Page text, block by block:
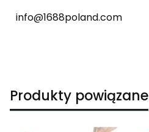
info@1688poland.com
Produkty powiązane